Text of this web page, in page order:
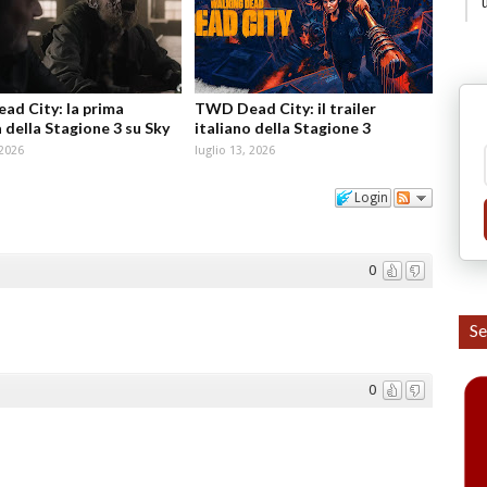
City: la prima
Stagione 3 su Sky
TWD Dead City: il trailer
italiano della Stagione 3
luglio 13, 2026
Login
0
0